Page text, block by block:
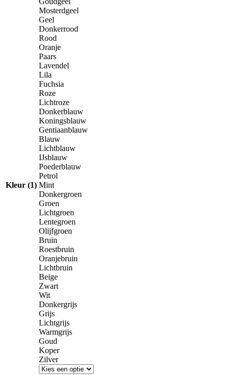
Kleur (1)
Mosterdgeel
Geel
Donkerrood
Rood
Oranje
Paars
Lavendel
Lila
Fuchsia
Roze
Lichtroze
Donkerblauw
Koningsblauw
Gentiaanblauw
Blauw
Lichtblauw
IJsblauw
Poederblauw
Petrol
Mint
Donkergroen
Groen
Lichtgroen
Lentegroen
Olijfgroen
Bruin
Roestbruin
Oranjebruin
Lichtbruin
Beige
Zwart
Wit
Donkergrijs
Grijs
Lichtgrijs
Warmgrijs
Goud
Koper
Zilver